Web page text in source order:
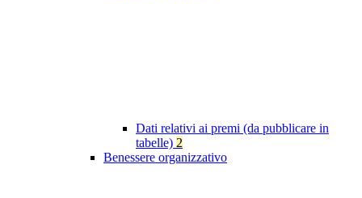
Dati relativi ai premi (da pubblicare in
tabelle) 2
Benessere organizzativo